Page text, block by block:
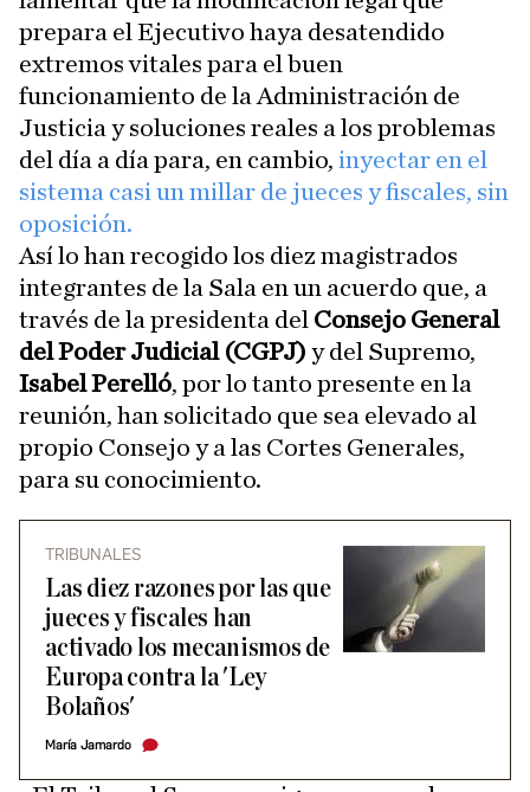
prepara el Ejecutivo haya desatendido
extremos vitales para el buen
funcionamiento de la Administración de
Justicia y soluciones reales a los problemas
del día a día para, en cambio, inyectar en el
sistema casi un millar de jueces y fiscales, sin
oposición.
Así lo han recogido los diez magistrados
integrantes de la Sala en un acuerdo que, a
través de la presidenta del Consejo General
del Poder Judicial (CGPJ) y del Supremo,
Isabel Perelló, por lo tanto presente en la
reunión, han solicitado que sea elevado al
propio Consejo y a las Cortes Generales,
para su conocimiento.
TRIBUNALES
Las diez razones por las que
jueces y fiscales han
activado los mecanismos de
Europa contra la 'Ley
Bolaños'
María Jamardo